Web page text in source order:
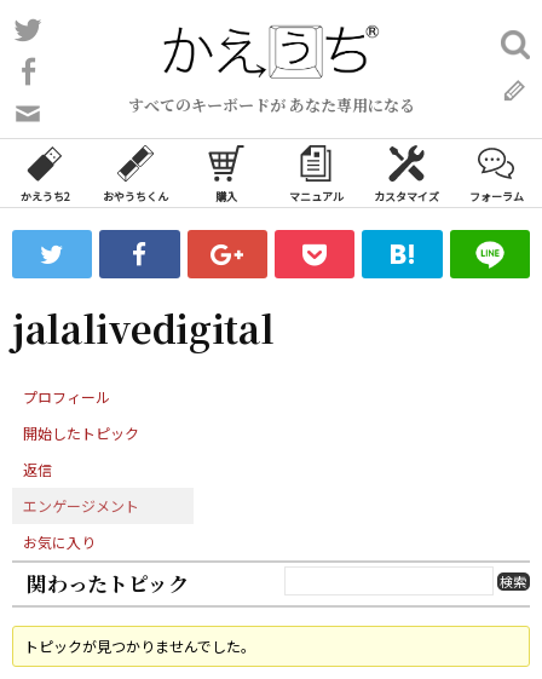
コ
ン
ン
ツ
ス
ッ
プ
すべてのキーボードが あなた専用になる
い
合
わ
フ
ォ
ム
検
索:
かえうち2 おやうちくん 購入 マニュアル カスタマイズ フォーラム
jalalivedigital
プロフィール
開始したトピック
返信
エンゲージメント
お気に入り
関わったトピック
トピックが見つかりませんでした。